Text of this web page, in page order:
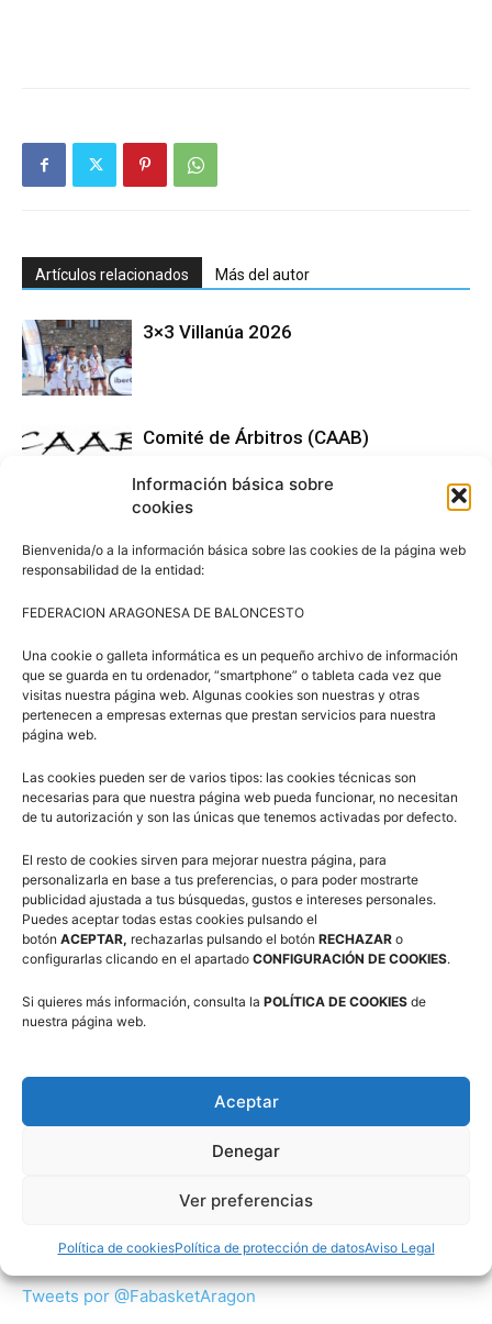
Información básica sobre
cookies
Bienvenida/o a la información básica sobre las cookies de la página web
responsabilidad de la entidad:
FEDERACION ARAGONESA DE BALONCESTO
Una cookie o galleta informática es un pequeño archivo de información
que se guarda en tu ordenador, “smartphone” o tableta cada vez que
visitas nuestra página web. Algunas cookies son nuestras y otras
pertenecen a empresas externas que prestan servicios para nuestra
página web.
Las cookies pueden ser de varios tipos: las cookies técnicas son
necesarias para que nuestra página web pueda funcionar, no necesitan
de tu autorización y son las únicas que tenemos activadas por defecto.
El resto de cookies sirven para mejorar nuestra página, para
personalizarla en base a tus preferencias, o para poder mostrarte
publicidad ajustada a tus búsquedas, gustos e intereses personales.
Puedes aceptar todas estas cookies pulsando el
botón ACEPTAR, rechazarlas pulsando el botón RECHAZAR o
configurarlas clicando en el apartado CONFIGURACIÓN DE COOKIES.
Si quieres más información, consulta la POLÍTICA DE COOKIES de
nuestra página web.
Aceptar
Denegar
Ver preferencias
Política de cookiesPolítica de protección de datosAviso Legal
Artículos relacionados Más del autor
3×3 Villanúa 2026
Comité de Árbitros (CAAB)
Campus Baloncesto Villanúa 2026
Síguenos en Redes Sociales
Suscríbete a nuestra Newsletter
Twitter
Tweets por @FabasketAragon